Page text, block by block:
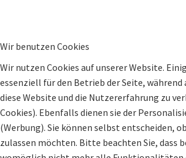
Wir benutzen Cookies
Wir nutzen Cookies auf unserer Website.
essenziell für den Betrieb der Seite, während
diese Website und die Nutzererfahrung zu
Cookies). Ebenfalls dienen sie der
(Werbung). Sie können selbst entscheiden,
zulassen möchten. Bitte beachten Sie, dass